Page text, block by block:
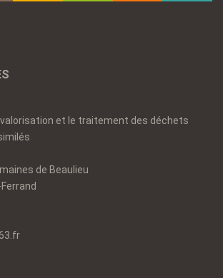
et le traitement des déchets
de Beaulieu